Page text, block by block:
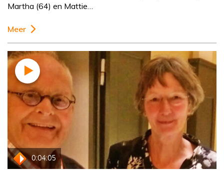
Martha (64) en Mattie…
Meer
0:04:05